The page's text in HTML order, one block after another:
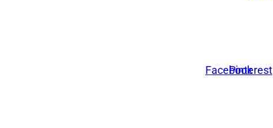
Facebook
Pinterest